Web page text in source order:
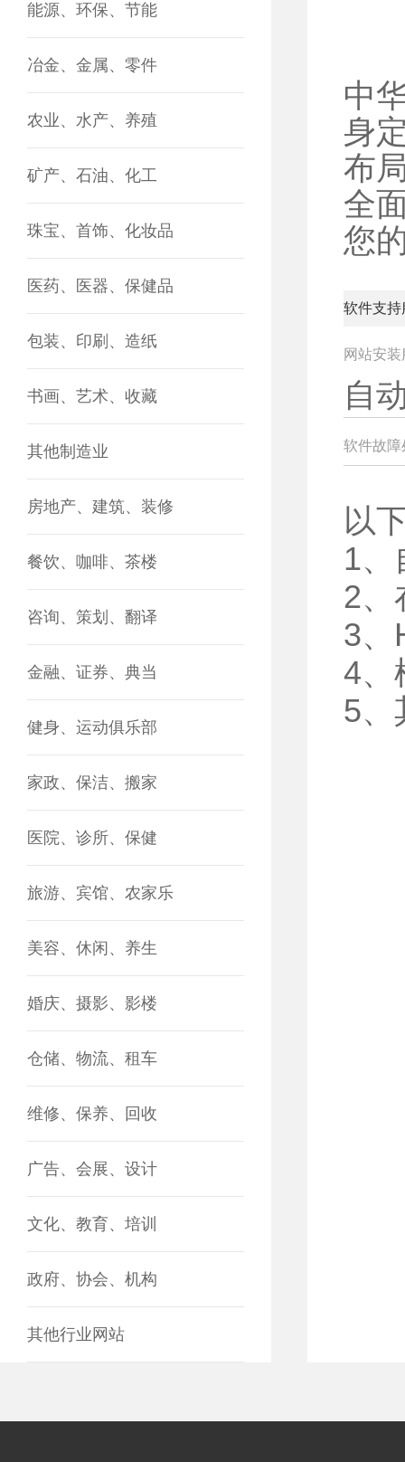
能源、环保、节能
冶金、金属、零件
农业、水产、养殖
矿产、石油、化工
珠宝、首饰、化妆品
医药、医器、保健品
包装、印刷、造纸
书画、艺术、收藏
其他制造业
房地产、建筑、装修
餐饮、咖啡、茶楼
咨询、策划、翻译
金融、证券、典当
健身、运动俱乐部
家政、保洁、搬家
医院、诊所、保健
旅游、宾馆、农家乐
美容、休闲、养生
婚庆、摄影、影楼
仓储、物流、租车
维修、保养、回收
广告、会展、设计
文化、教育、培训
政府、协会、机构
其他行业网站
中
身
布
全
您
软件支持
网站安装
自
软件故障
以
1、
2、
3、
4、
5、